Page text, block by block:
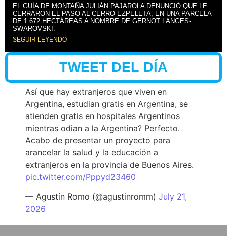
EL GUÍA DE MONTAÑA JULIÁN PAJAROLA DENUNCIÓ QUE LE
CERRARON EL PASO AL CERRO EZPELETA, EN UNA PARCELA
DE 1.672 HECTÁREAS A NOMBRE DE GERNOT LANGES-
SWAROVSKI.
SEGUIR LEYENDO
TWEET DEL DÍA
Así que hay extranjeros que viven en
Argentina, estudian gratis en Argentina, se
atienden gratis en hospitales Argentinos
mientras odian a la Argentina? Perfecto.
Acabo de presentar un proyecto para
arancelar la salud y la educación a
extranjeros en la provincia de Buenos Aires.
pic.twitter.com/Pppyd23460
— Agustín Romo (@agustinromm) July 21,
2026